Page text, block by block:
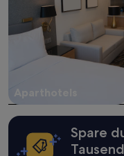
2 Erwachsenen
gefunden
wurde.
Verfügbarkeiten
sich
ändern.
Es
können
zusätzliche
Aparthotels
Spare